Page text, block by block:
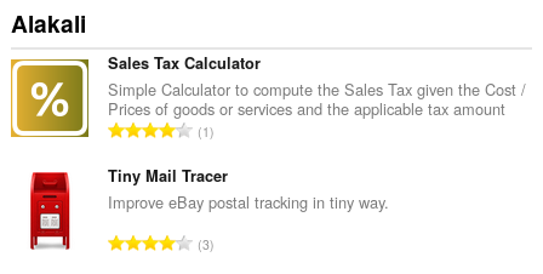
Alakali
Sales Tax Calculator
Simple Calculator to compute the Sales Tax given the Cost /
Prices of goods or services and the applicable tax amount
T
p
l
m
1
Tiny Mail Tracer
Improve eBay postal tracking in tiny way.
T3